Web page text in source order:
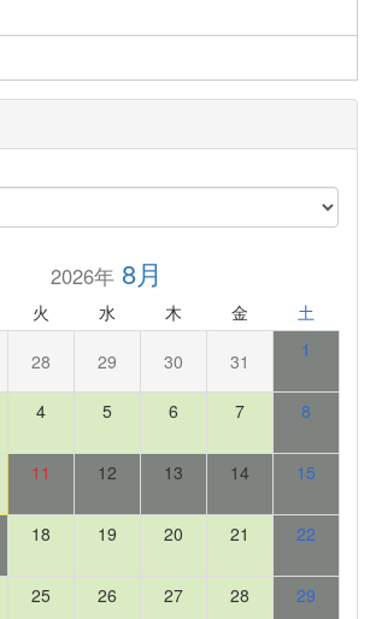
2026年8月
火 水 木 金 土
28 29 30 31 1
4 5 6 7 8
11 12 13 14 15
18 19 20 21 22
25 26 27 28 29